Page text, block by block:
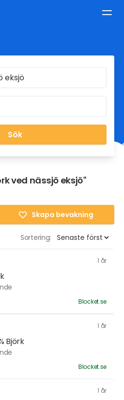
Sök
ved nässjö eksjö"
Skapa bevakning
Sortering:
1 år
Blocket.se
1 år
Björk
Blocket.se
1 år